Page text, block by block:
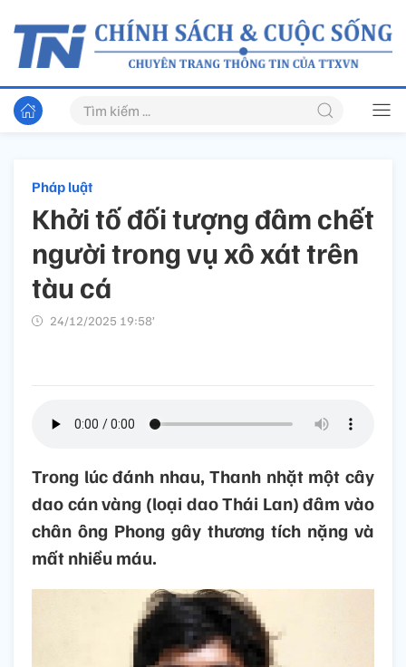
Pháp luật
Khởi tố đối tượng đâm chết
người trong vụ xô xát trên
tàu cá
24/12/2025 19:58’
Trong lúc đánh nhau, Thanh nhặt một cây
dao cán vàng (loại dao Thái Lan) đâm vào
chân ông Phong gây thương tích nặng và
mất nhiều máu.